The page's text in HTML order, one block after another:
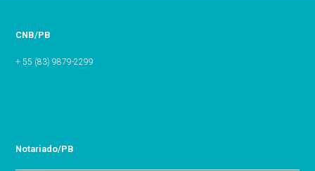
CNB/PB
+ 55 (83) 9879-2299
Notariado/PB